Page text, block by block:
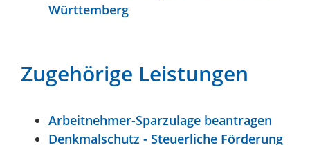
Württemberg
Zugehörige Leistungen
Arbeitnehmer-Sparzulage beantragen
Denkmalschutz - Steuerliche Förderung